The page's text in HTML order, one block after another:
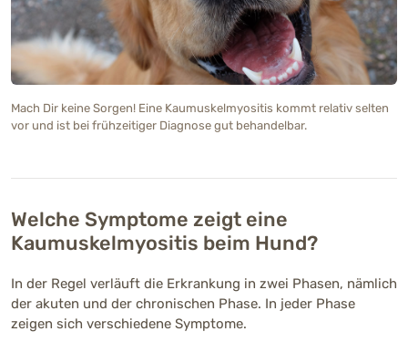
Mach Dir keine Sorgen! Eine Kaumuskelmyositis kommt relativ selten
vor und ist bei frühzeitiger Diagnose gut behandelbar.
Welche Symptome zeigt eine
Kaumuskelmyositis beim Hund?
In der Regel verläuft die Erkrankung in zwei Phasen, nämlich
der akuten und der chronischen Phase. In jeder Phase
zeigen sich verschiedene Symptome.